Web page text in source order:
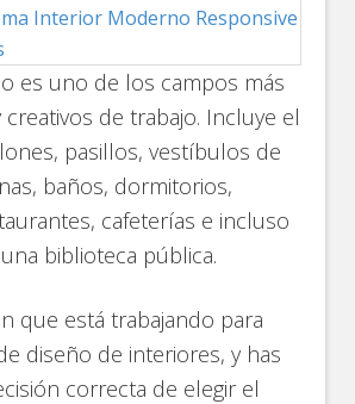
Interior Moderno Responsive
es uno de los campos más
creativos de trabajo. Incluye el
pasillos, vestíbulos de
baños, dormitorios,
cafeterías e incluso
biblioteca pública.
que está trabajando para
diseño de interiores, y has
correcta de elegir el